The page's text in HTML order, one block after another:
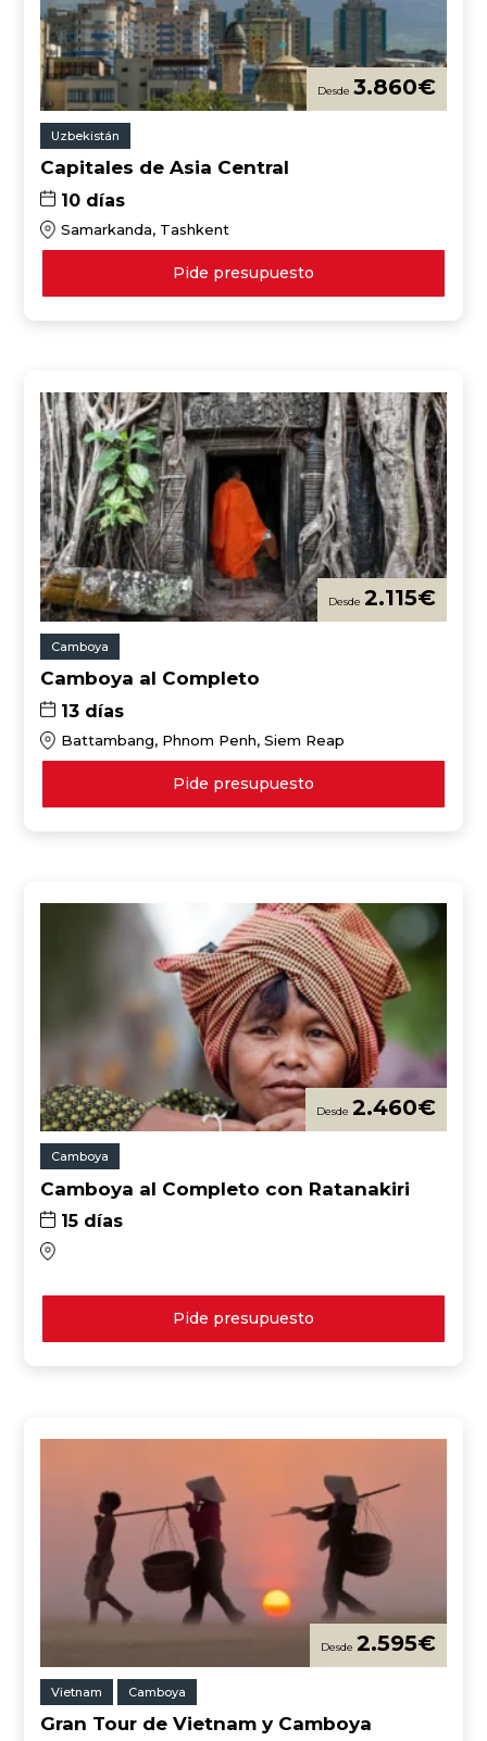
3.860€
Uzbekistán
Capitales de Asia Central
10 días
Samarkanda, Tashkent
Pide presupuesto
2.115€
Camboya
Camboya al Completo
13 días
Battambang, Phnom Penh, Siem Reap
Pide presupuesto
2.460€
Camboya
Camboya al Completo con Ratanakiri
15 días
Pide presupuesto
2.595€
Vietnam Camboya
Gran Tour de Vietnam y Camboya